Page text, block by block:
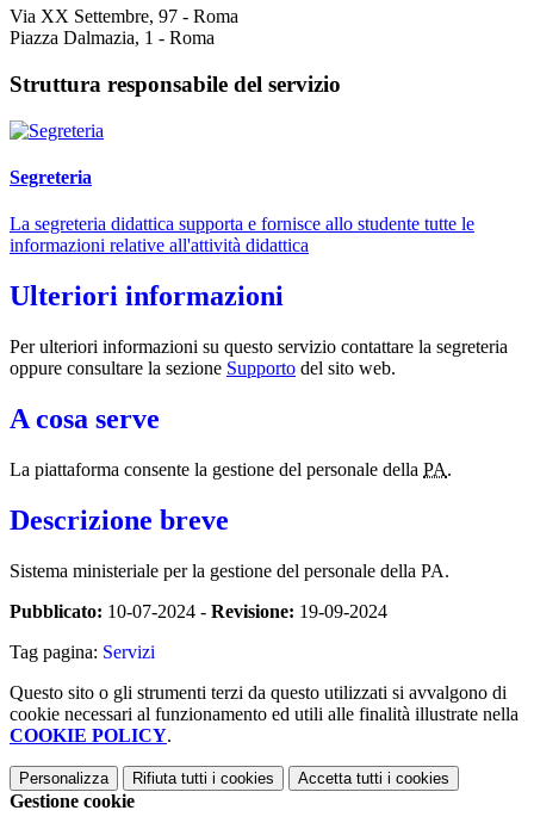
Via XX Settembre, 97 - Roma
Piazza Dalmazia, 1 - Roma
Struttura responsabile del servizio
Segreteria
La segreteria didattica supporta e fornisce allo studente tutte le
informazioni relative all'attività didattica
Ulteriori informazioni
Per ulteriori informazioni su questo servizio contattare la segreteria
oppure consultare la sezione Supporto del sito web.
A cosa serve
La piattaforma consente la gestione del personale della PA.
Descrizione breve
Sistema ministeriale per la gestione del personale della PA.
Pubblicato: 10-07-2024 - Revisione: 19-09-2024
Tag pagina: Servizi
Questo sito o gli strumenti terzi da questo utilizzati si avvalgono di
cookie necessari al funzionamento ed utili alle finalità illustrate nella
COOKIE POLICY.
Personalizza Rifiuta tutti i cookies Accetta tutti i cookies
Gestione cookie